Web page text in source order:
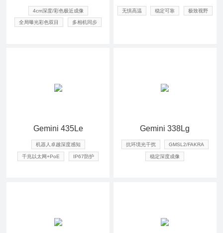
4cm深度/彩色极近成像
全局曝光彩色双目 多相机同步
无惧高温 稳定可靠 极致视野
Gemini 435Le
机器人卓越深度感知
千兆以太网+PoE IP67防护
Gemini 338Lg
抗环境光干扰 GMSL2/FAKRA
稳定深度成像